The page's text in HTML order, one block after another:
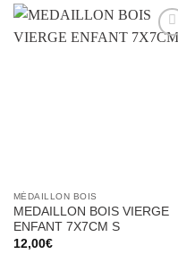
MÉDAILLON BOIS
MEDAILLON BOIS VIERGE
ENFANT 7X7CM S
12,00€